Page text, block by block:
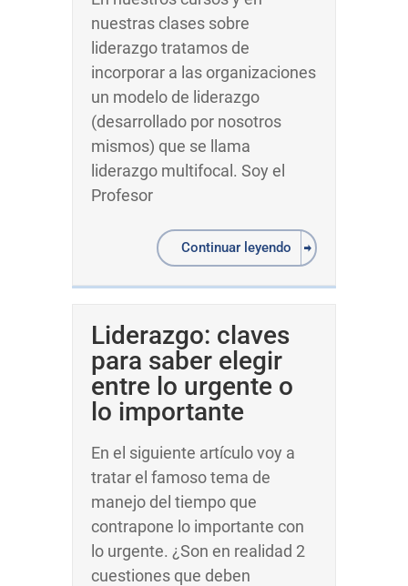
nuestras clases sobre
liderazgo tratamos de
incorporar a las organizaciones
un modelo de liderazgo
(desarrollado por nosotros
mismos) que se llama
liderazgo multifocal. Soy el
Profesor
Continuar leyendo
Liderazgo: claves
para saber elegir
entre lo urgente o
lo importante
En el siguiente artículo voy a
tratar el famoso tema de
manejo del tiempo que
contrapone lo importante con
lo urgente. ¿Son en realidad 2
cuestiones que deben